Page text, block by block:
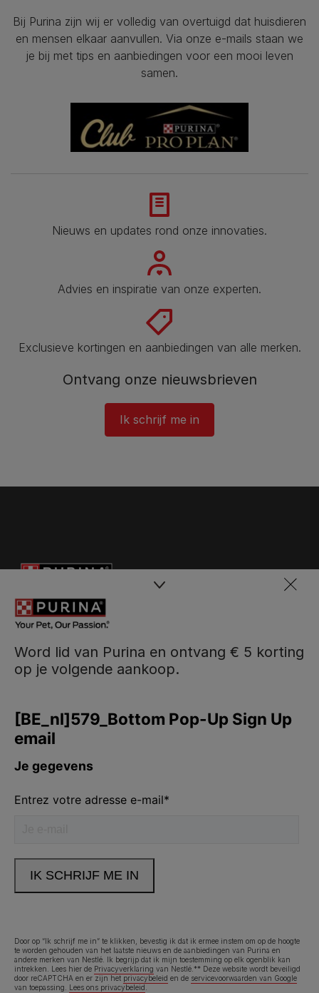
Bij Purina zijn wij er volledig van overtuigd dat huisdieren
en mensen elkaar aanvullen. Via onze e-mails staan we
je bij met tips en aanbiedingen voor een mooi leven
samen.
Nieuws en updates rond onze innovaties.
Advies en inspiratie van onze experten.
Exclusieve kortingen en aanbiedingen van alle merken.
Ontvang onze nieuwsbrieven
Ik schrijf me in
Word lid van Purina en ontvang € 5 korting
op je volgende aankoop.
Door op “Ik schrijf me in” te klikken, bevestig ik dat ik ermee instem om op de hoogte
te worden gehouden van het laatste nieuws en de aanbiedingen van Purina en
andere merken van Nestlé. Ik begrijp dat ik mijn toestemming op elk ogenblik kan
intrekken. Lees hier de Privacyverklaring van Nestlé.** Deze website wordt beveiligd
door reCAPTCHA en er zijn het privacybeleid en de servicevoorwaarden van Google
van toepassing.
Lees ons privacybeleid
Neem contact met ons op
Legal (footer) (NL)
Toegankelijkheidsverklaring Gebruiksvoorwaarden